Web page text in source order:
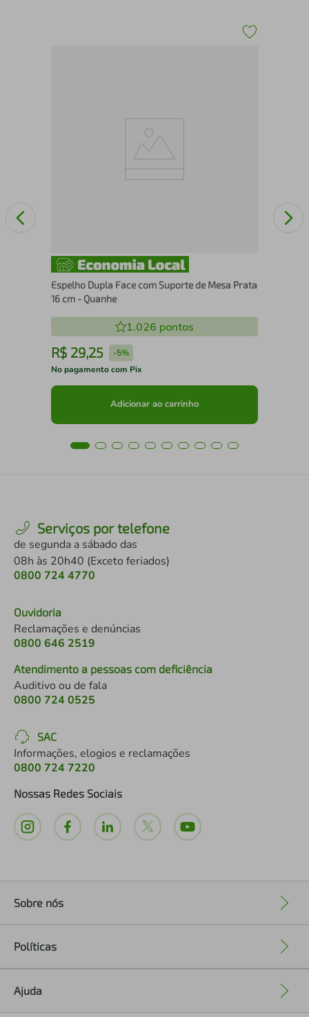
Espelho Dupla Face com Suporte de Mesa Prata
16 cm - Quanhe
1.026 pontos
R$ 29,25 -5%
No pagamento com Pix
Adicionar ao carrinho
Serviços por telefone
de segunda a sábado das
08h às 20h40 (Exceto feriados)
0800 724 4770
Ouvidoria
Reclamações e denúncias
0800 646 2519
Atendimento a pessoas com deficiência
Auditivo ou de fala
0800 724 0525
SAC
Informações, elogios e reclamações
0800 724 7220
Nossas Redes Sociais
Sobre nós
Políticas
Ajuda